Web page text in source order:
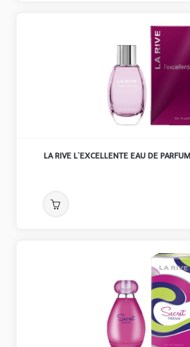
LA RIVE L`EXCELLENTE EAU DE